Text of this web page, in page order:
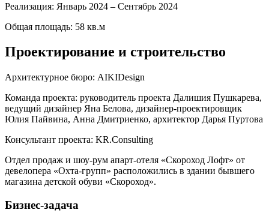
Реализация: Январь 2024 – Сентябрь 2024
Общая площадь: 58 кв.м
Проектирование и строительство
Архитектурное бюро: AIKIDesign
Команда проекта: руководитель проекта Далишия Пушкарева,
ведущий дизайнер Яна Белова, дизайнер-проектировщик
Юлия Пайвина, Анна Дмитриенко, архитектор Дарья Пуртова
Консультант проекта: KR.Сonsulting
Отдел продаж и шоу-рум апарт-отеля «Скороход Лофт» от
девелопера «Охта-групп» расположились в здании бывшего
магазина детской обуви «Скороход».
Бизнес-задача